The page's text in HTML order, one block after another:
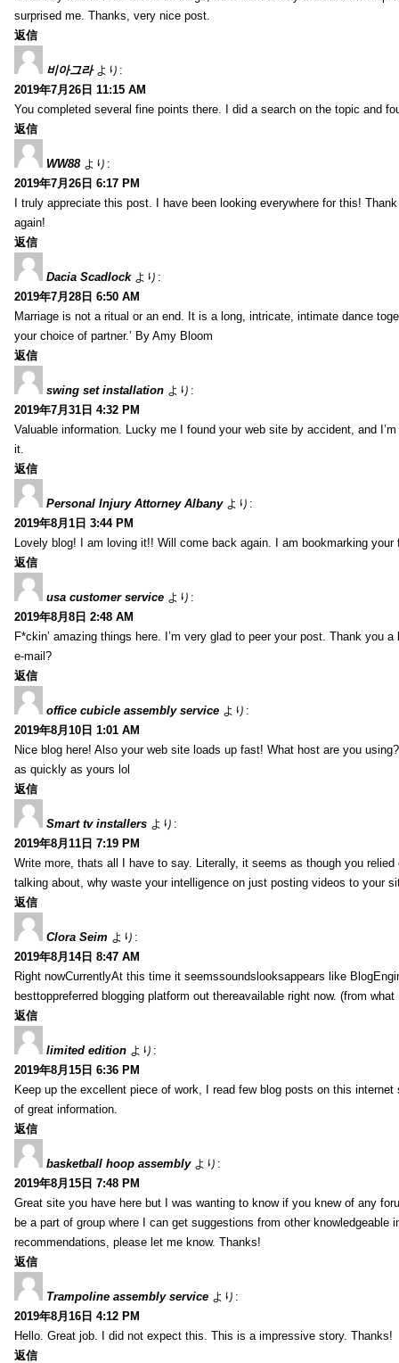
surprised me. Thanks, very nice post.
返信
비아그라 より:
2019年7月26日 11:15 AM
You completed several fine points there. I did a search on the topic and
返信
WW88 より:
2019年7月26日 6:17 PM
I truly appreciate this post. I have been looking everywhere for this!
again!
返信
Dacia Scadlock より:
2019年7月28日 6:50 AM
Marriage is not a ritual or an end. It is a long, intricate, intimate dance
your choice of partner.’ By Amy Bloom
返信
swing set installation より:
2019年7月31日 4:32 PM
Valuable information. Lucky me I found your web site by accident, and
it.
返信
Personal Injury Attorney Albany より:
2019年8月1日 3:44 PM
Lovely blog! I am loving it!! Will come back again. I am bookmarking your
返信
usa customer service より:
2019年8月8日 2:48 AM
F*ckin’ amazing things here. I’m very glad to peer your post. Thank you
e-mail?
返信
office cubicle assembly service より:
2019年8月10日 1:01 AM
Nice blog here! Also your web site loads up fast! What host are you
as quickly as yours lol
返信
Smart tv installers より:
2019年8月11日 7:19 PM
Write more, thats all I have to say. Literally, it seems as though you
talking about, why waste your intelligence on just posting videos to your
返信
Clora Seim より:
2019年8月14日 8:47 AM
Right nowCurrentlyAt this time it seemssoundslooksappears like
besttoppreferred blogging platform out thereavailable right now. (from
返信
limited edition より:
2019年8月15日 6:36 PM
Keep up the excellent piece of work, I read few blog posts on this
of great information.
返信
basketball hoop assembly より:
2019年8月15日 7:48 PM
Great site you have here but I was wanting to know if you knew of any
be a part of group where I can get suggestions from other
recommendations, please let me know. Thanks!
返信
Trampoline assembly service より:
2019年8月16日 4:12 PM
Hello. Great job. I did not expect this. This is a impressive story. Thanks!
返信